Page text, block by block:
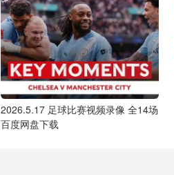
2026.5.17 足球比赛视频录像 全14场
百度网盘下载